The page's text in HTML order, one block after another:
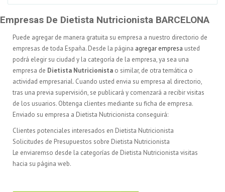
Empresas De Dietista Nutricionista BARCELONA
Puede agregar de manera gratuita su empresa a nuestro directorio de
empresas de toda España. Desde la página agregar empresa usted
podrá elegir su ciudad y la categoría de la empresa, ya sea una
empresa de Dietista Nutricionista o similar, de otra temática o
actividad empresarial. Cuando usted envia su empresa al directorio,
tras una previa supervisión, se publicará y comenzará a recibir visitas
de los usuarios. Obtenga clientes mediante su ficha de empresa.
Enviado su empresa a Dietista Nutricionista conseguirá:
Clientes potenciales interesados en Dietista Nutricionista
Solicitudes de Presupuestos sobre Dietista Nutricionista
Le enviaremso desde la categorías de Dietista Nutricionista visitas
hacia su página web.